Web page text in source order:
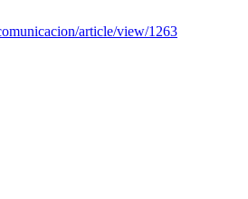
article/view/1263